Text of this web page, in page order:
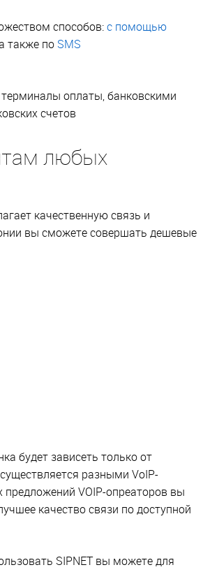
способов:с помощью
также по SMS
терминалы оплаты, банковскими
счетов
любых
качественную связь и
вы сможете совершать дешевые
будет зависеть только от
разными VoIP-
VOIP-опреаторов вы
качество связи по доступной
SIPNET вы можете для